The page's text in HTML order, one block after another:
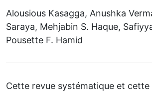
Alousious Kasagga, Anushka
Saraya, Mehjabin S. Haque,
Pousette F. Hamid
Cette revue systématique et